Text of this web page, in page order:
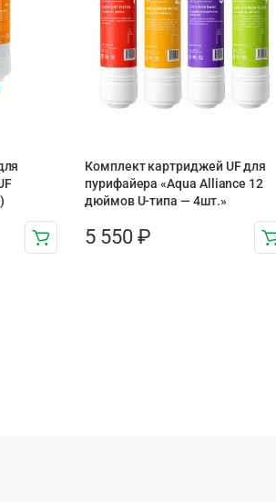
Комплект картриджей UF для
пурифайера «Aqua Alliance 12
дюймов U-типа — 4шт.»
5 550 ₽